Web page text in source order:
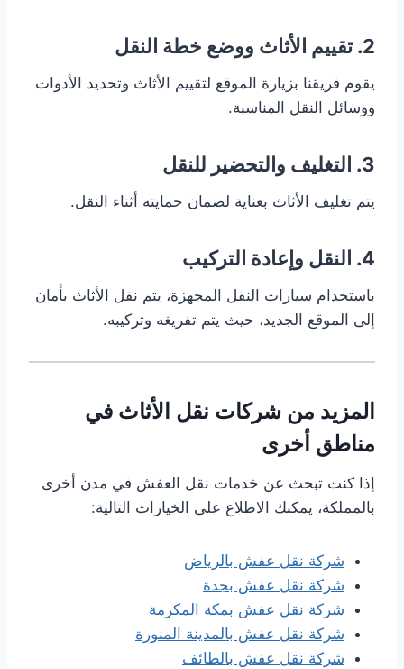
2. تقييم الأثاث ووضع خطة النقل
يقوم فريقنا بزيارة الموقع لتقييم الأثاث وتحديد الأدوات
ووسائل النقل المناسبة.
3. التغليف والتحضير للنقل
يتم تغليف الأثاث بعناية لضمان حمايته أثناء النقل.
4. النقل وإعادة التركيب
باستخدام سيارات النقل المجهزة، يتم نقل الأثاث بأمان
إلى الموقع الجديد، حيث يتم تفريغه وتركيبه.
المزيد من شركات نقل الأثاث في
مناطق أخرى
إذا كنت تبحث عن خدمات نقل العفش في مدن أخرى
بالمملكة، يمكنك الاطلاع على الخيارات التالية:
شركة نقل عفش بالرياض
شركة نقل عفش بجدة
شركة نقل عفش بمكة المكرمة
شركة نقل عفش بالمدينة المنورة
شركة نقل عفش بالطائف